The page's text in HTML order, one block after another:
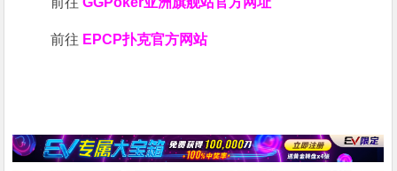
前往 EPCP扑克官方网站